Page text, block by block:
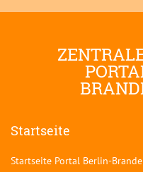
Startseite
Startseite Portal Berlin-